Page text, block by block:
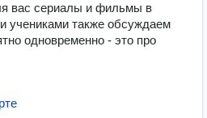
вас сериалы и фильмы в
учениками также обсуждаем
одновременно - это про